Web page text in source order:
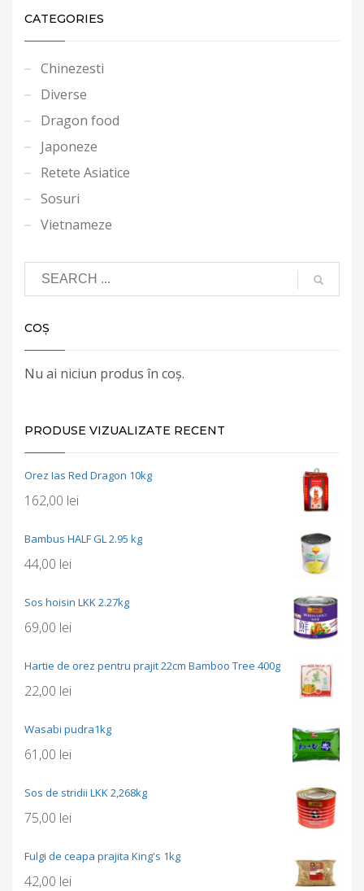
CATEGORIES
Chinezesti
Diverse
Dragon food
Japoneze
Retete Asiatice
Sosuri
Vietnameze
COȘ
Nu ai niciun produs în coș.
PRODUSE VIZUALIZATE RECENT
Orez Ias Red Dragon 10kg
162,00 lei
Bambus HALF GL 2.95 kg
44,00 lei
Sos hoisin LKK 2.27kg
69,00 lei
Hartie de orez pentru prajit 22cm Bamboo Tree 400g
22,00 lei
Wasabi pudra1kg
61,00 lei
Sos de stridii LKK 2,268kg
75,00 lei
Fulgi de ceapa prajita King's 1kg
42,00 lei